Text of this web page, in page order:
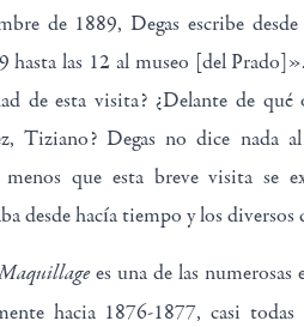
de 1889, Degas escribe
hasta las 12 al museo [del
de esta visita? ¿Delante de qué
Tiziano? Degas no dice nada
que esta breve visita se
desde hacía tiempo y los
es una de las numerosas
hacia 1876-1877, casi